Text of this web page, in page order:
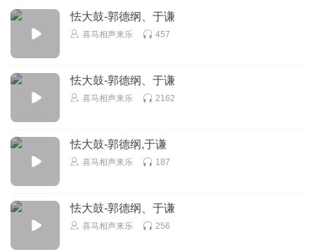
怯大鼓-郭德纲、于谦
喜马相声来乐 457
怯大鼓-郭德纲、于谦
喜马相声来乐 2162
怯大鼓-郭德纲,于谦
喜马相声来乐 187
怯大鼓-郭德纲、于谦
喜马相声来乐 256